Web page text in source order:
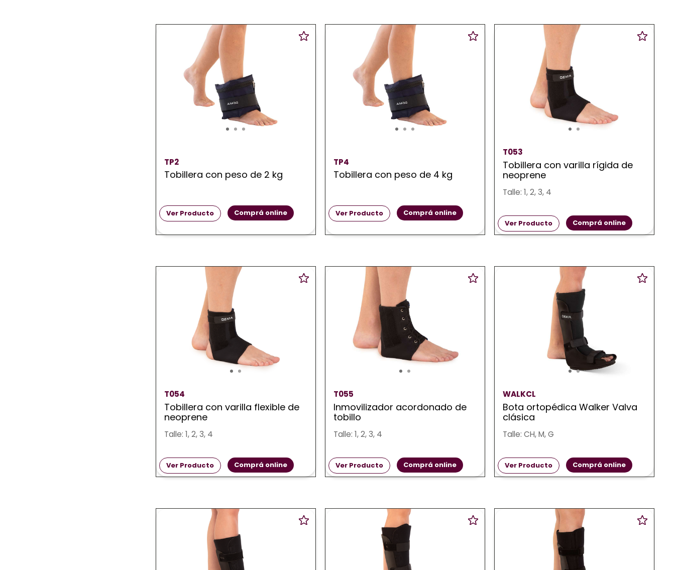
TP2
Tobillera con peso de 2 kg
Ver Producto Comprá online
TP4
Tobillera con peso de 4 kg
Ver Producto Comprá online
T053
Tobillera con varilla rígida de
neoprene
Talle: 1, 2, 3, 4
Ver Producto Comprá online
T054
Tobillera con varilla flexible de
neoprene
Talle: 1, 2, 3, 4
Ver Producto Comprá online
T055
Inmovilizador acordonado de
tobillo
Talle: 1, 2, 3, 4
Ver Producto Comprá online
WALKCL
Bota ortopédica Walker Valva
clásica
Talle: CH, M, G
Ver Producto Comprá online